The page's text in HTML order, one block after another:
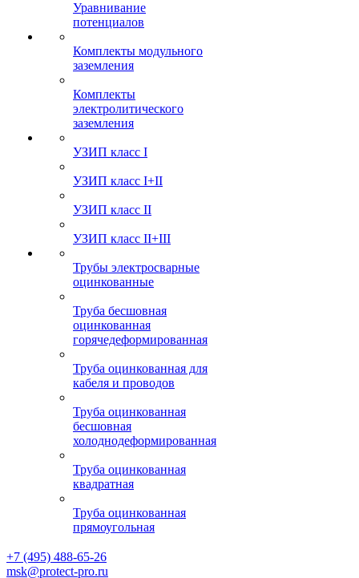
Уравнивание
потенциалов
Комплекты модульного
заземления
Комплекты
электролитического
заземления
УЗИП класс I
УЗИП класс I+II
УЗИП класс II
УЗИП класс II+III
Трубы электросварные
оцинкованные
Труба бесшовная
оцинкованная
горячедеформированная
Труба оцинкованная для
кабеля и проводов
Труба оцинкованная
бесшовная
холоднодеформированная
Труба оцинкованная
квадратная
Труба оцинкованная
прямоугольная
+7 (495) 488-65-26
msk@protect-pro.ru